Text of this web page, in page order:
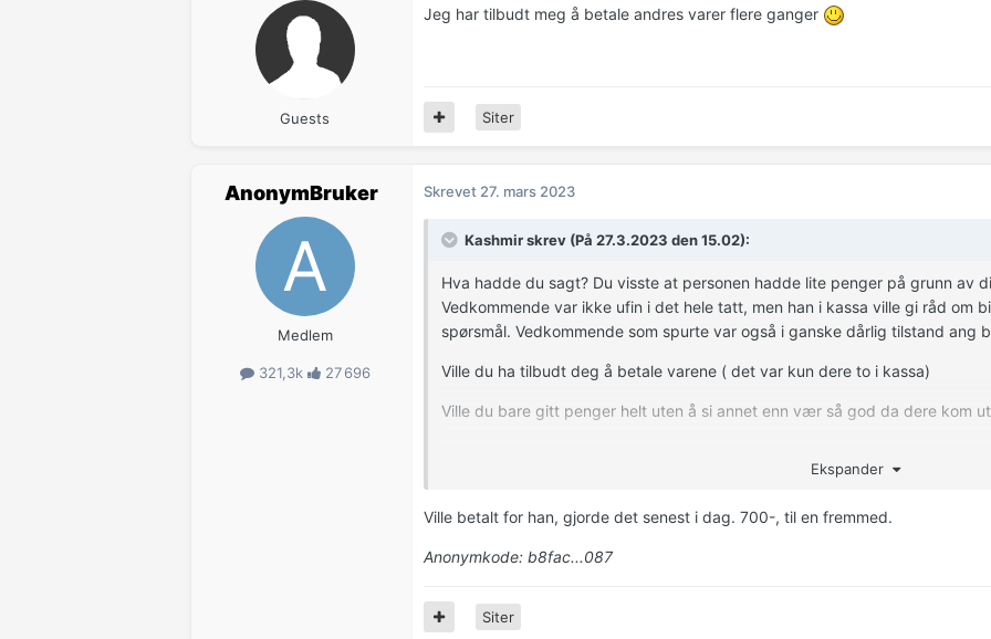
Guests
Jeg har tilbudt meg å betale andres varer flere ganger
Siter
AnonymBruker
Medlem
321,3k 27 696
Skrevet 27. mars 2023
Kashmir skrev (På 27.3.2023 den 15.02):
Hva hadde du sagt? Du visste at personen hadde lite penger på grunn av
Vedkommende var ikke ufin i det hele tatt, men han i kassa ville gi råd om
spørsmål. Vedkommende som spurte var også i ganske dårlig tilstand ang
Ville du ha tilbudt deg å betale varene ( det var kun dere to i kassa)
Ville du bare gitt penger helt uten å si annet enn vær så god da dere kom
Ville du handlet en pose med mat og gitt h*n?
Annet?
Ekspander
Ville betalt for han, gjorde det senest i dag. 700-, til en fremmed.
Anonymkode: b8fac...087
Siter